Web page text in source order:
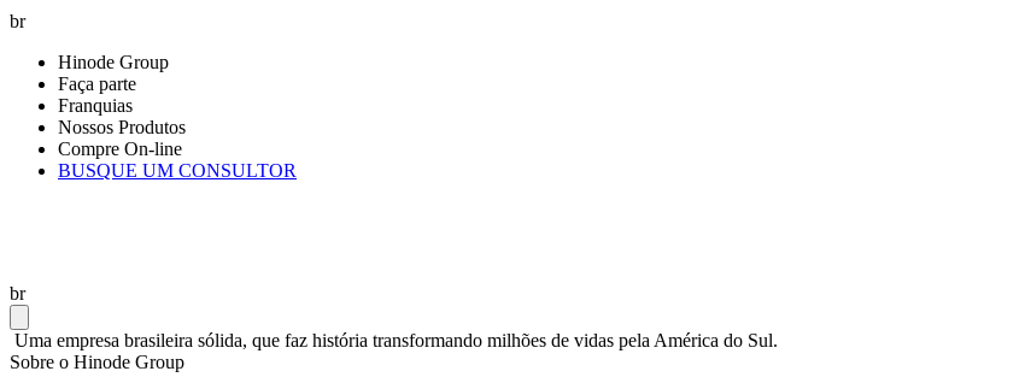
br
Hinode Group
Faça parte
Franquias
Nossos Produtos
Compre On-line
BUSQUE UM CONSULTOR
br
Uma empresa brasileira sólida, que faz história transformando milhões de vidas pela América do Sul.
Sobre o Hinode Group